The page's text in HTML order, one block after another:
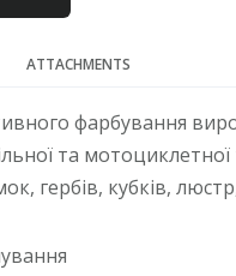
ATTACHMENTS
фарбування
та мотоциклетної
гербів, кубків,